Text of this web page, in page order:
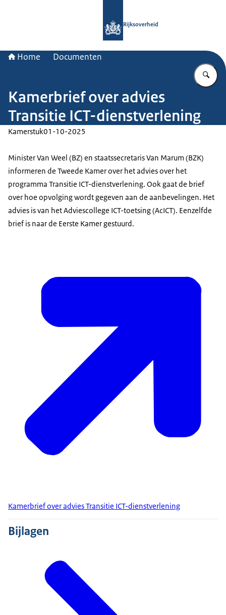
Rijksoverheid
Home Documenten
Kamerbrief over advies
Transitie ICT-dienstverlening
Kamerstuk01-10-2025
Minister Van Weel (BZ) en staatssecretaris Van Marum (BZK)
informeren de Tweede Kamer over het advies over het
programma Transitie ICT-dienstverlening. Ook gaat de brief
over hoe opvolging wordt gegeven aan de aanbevelingen. Het
advies is van het Adviescollege ICT-toetsing (AcICT). Eenzelfde
brief is naar de Eerste Kamer gestuurd.
Kamerbrief over advies Transitie ICT-dienstverlening
Bijlagen